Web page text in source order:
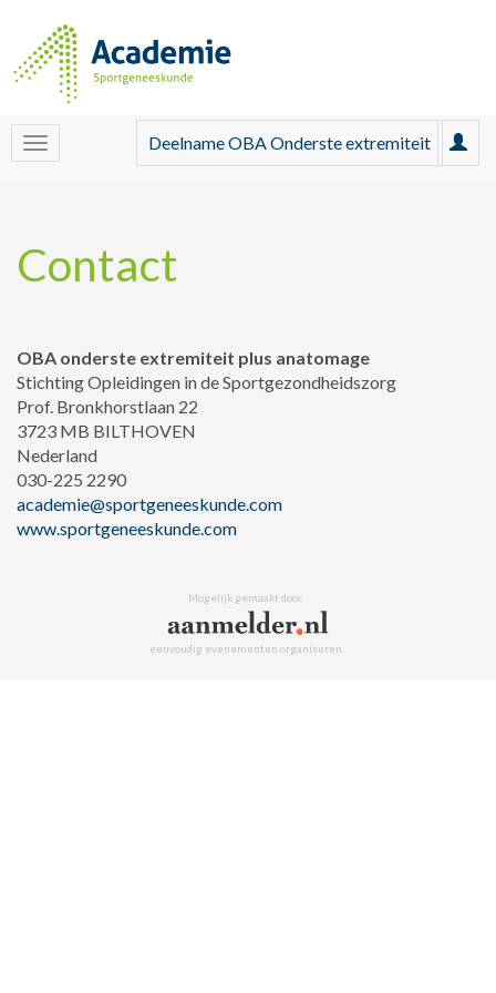
Deelname OBA Onderste extremiteit
Contact
OBA onderste extremiteit plus anatomage
Stichting Opleidingen in de Sportgezondheidszorg
Prof. Bronkhorstlaan 22
3723 MB BILTHOVEN
Nederland
030-225 2290
academie@sportgeneeskunde.com
www.sportgeneeskunde.com
Mogelijk gemaakt door
eenvoudig evenementen organiseren